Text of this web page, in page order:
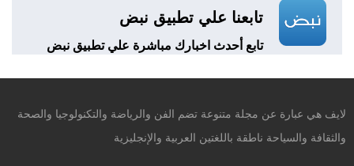
تابعنا علي تطبيق نبض
تابع أحدث اخبارك مباشرة علي تطبيق نبض
لايف هي عبارة عن مجلة متنوعة تضم الفن والرياضة والتكنولوجيا والصحة
والثقافة والسياحة ناطقة باللغتين العربية والإنجليزية